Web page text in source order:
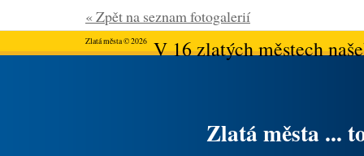
« Zpět na seznam fotogalerií
Zlatá města © 2026V 16 zlatých městech
Zlatá města ...